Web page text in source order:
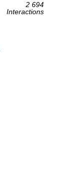
2 694
Interactions